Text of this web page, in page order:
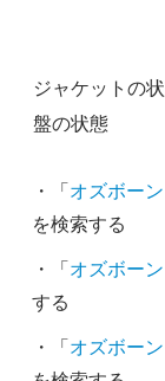
ジャケットの
盤の状態
・「 オズボー
を検索する
・「 オズボー
する
・「 オズボー